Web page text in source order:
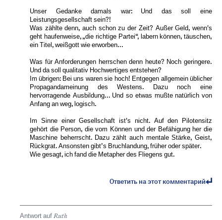
Unser Gedanke damals war: Und das soll eine
Leistungsgesellschaft sein?!
Was zählte denn, auch schon zu der Zeit? Außer Geld, wenn's
geht haufenweise, „die richtige Partei“, labern können, täuschen,
ein Titel, weißgott wie erworben...
Was für Anforderungen herrschen denn heute? Noch geringere.
Und da soll qualitativ Hochwertiges entstehen?
Im übrigen: Bei uns waren sie hoch! Entgegen allgemein üblicher
Propagandameinung des Westens. Dazu noch eine
hervorragende Ausbildung... Und so etwas mußte natürlich von
Anfang an weg, logisch.
Im Sinne einer Gesellschaft ist's nicht. Auf den Pilotensitz
gehört die Person, die vom Können und der Befähigung her die
Maschine beherrscht. Dazu zählt auch mentale Stärke, Geist,
Rückgrat. Ansonsten gibt’s Bruchlandung, früher oder später.
Wie gesagt, ich fand die Metapher des Fliegens gut.
Ответить на этот комментарий
Antwort auf Ruth